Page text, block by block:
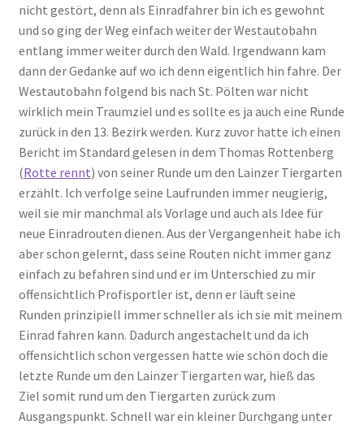
nicht gestört, denn als Einradfahrer bin ich es gewohnt
und so ging der Weg einfach weiter der Westautobahn
entlang immer weiter durch den Wald. Irgendwann kam
dann der Gedanke auf wo ich denn eigentlich hin fahre. Der
Westautobahn folgend bis nach St. Pölten war nicht
wirklich mein Traumziel und es sollte es ja auch eine Runde
zurück in den 13. Bezirk werden. Kurz zuvor hatte ich einen
Bericht im Standard gelesen in dem Thomas Rottenberg
(Rotte rennt) von seiner Runde um den Lainzer Tiergarten
erzählt. Ich verfolge seine Laufrunden immer neugierig,
weil sie mir manchmal als Vorlage und auch als Idee für
neue Einradrouten dienen. Aus der Vergangenheit habe ich
aber schon gelernt, dass seine Routen nicht immer ganz
einfach zu befahren sind und er im Unterschied zu mir
offensichtlich Profisportler ist, denn er läuft seine
Runden prinzipiell immer schneller als ich sie mit meinem
Einrad fahren kann. Dadurch angestachelt und da ich
offensichtlich schon vergessen hatte wie schön doch die
letzte Runde um den Lainzer Tiergarten war, hieß das
Ziel somit rund um den Tiergarten zurück zum
Ausgangspunkt. Schnell war ein kleiner Durchgang unter